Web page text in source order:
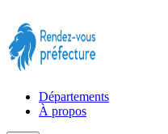
Départements
À propos